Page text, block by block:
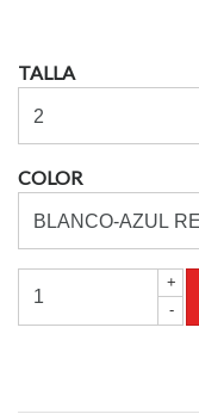
TALLA
COLOR
+
-